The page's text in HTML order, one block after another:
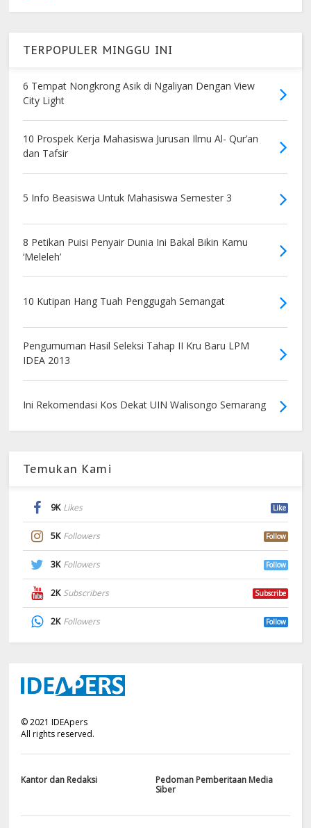
TERPOPULER MINGGU INI
6 Tempat Nongkrong Asik di Ngaliyan Dengan View
City Light
10 Prospek Kerja Mahasiswa Jurusan Ilmu Al- Qur’an
dan Tafsir
5 Info Beasiswa Untuk Mahasiswa Semester 3
8 Petikan Puisi Penyair Dunia Ini Bakal Bikin Kamu
‘Meleleh’
10 Kutipan Hang Tuah Penggugah Semangat
Pengumuman Hasil Seleksi Tahap II Kru Baru LPM
IDEA 2013
Ini Rekomendasi Kos Dekat UIN Walisongo Semarang
Temukan Kami
9K Likes Like
5K Followers Follow
3K Followers Follow
2K Subscribers Subscribe
2K Followers Follow
©2021 IDEApers
All rights reserved.
Kantor dan Redaksi
Pedoman Pemberitaan Media
Siber